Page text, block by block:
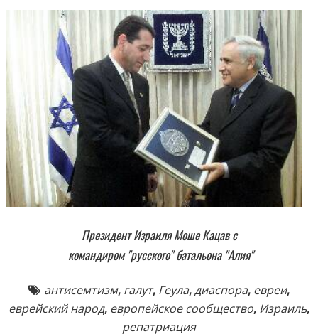
Президент Израиля Моше Кацав с
командиром "русского" батальона "Алия"
антисемтизм, галут, Геула,диаспора, евреи,
еврейский народ, европейское сообщество, Израиль,
репатриация